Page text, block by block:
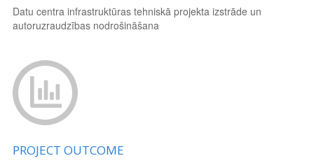
Datu centra infrastruktūras tehniskā projekta izstrāde un
autoruzraudzības nodrošināšana
PROJECT OUTCOME